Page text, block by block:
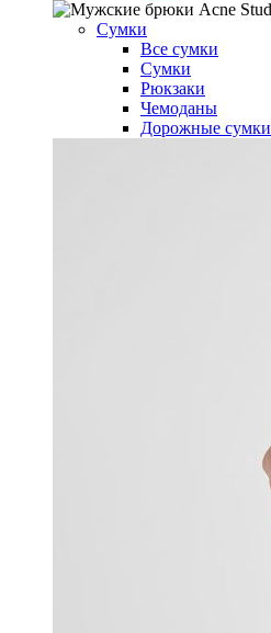
Сумки
Все сумки
Сумки
Рюкзаки
Чемоданы
Дорожные сумки